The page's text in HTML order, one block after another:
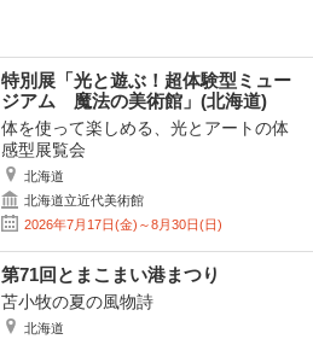
特別展「光と遊ぶ！超体験型ミュー
ジアム 魔法の美術館」(北海道)
体を使って楽しめる、光とアートの体
感型展覧会
北海道
北海道立近代美術館
2026年7月17日(金)～8月30日(日)
第71回とまこまい港まつり
苫小牧の夏の風物詩
北海道